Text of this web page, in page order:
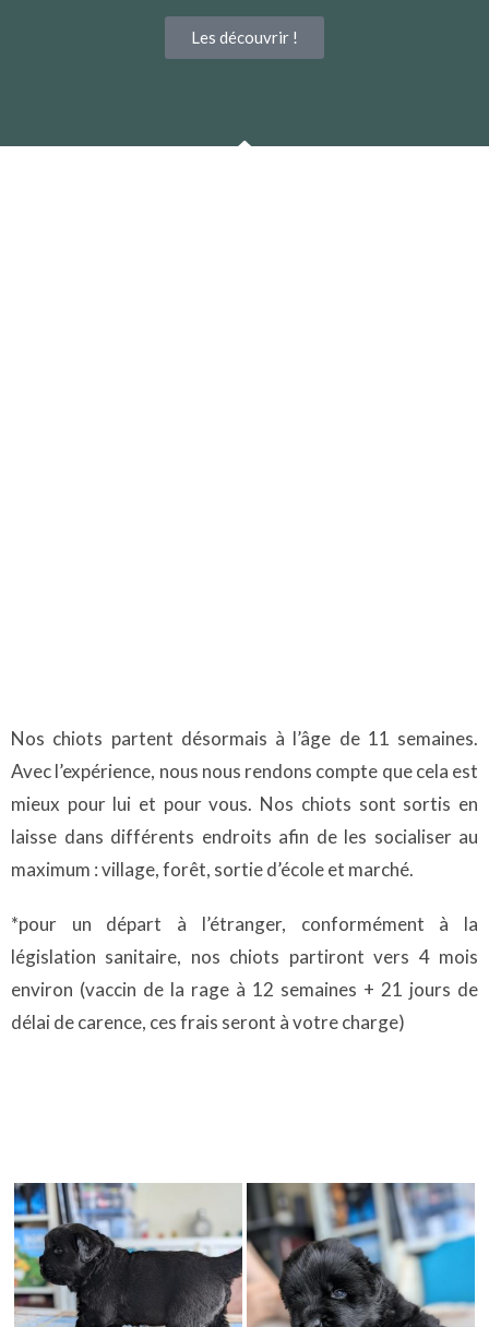
Les découvrir !
Nos chiots partent désormais à l’âge de 11 semaines.
Avec l’expérience, nous nous rendons compte que cela est
mieux pour lui et pour vous. Nos chiots sont sortis en
laisse dans différents endroits afin de les socialiser au
maximum : village, forêt, sortie d’école et marché.
*pour un départ à l’étranger, conformément à la
législation sanitaire, nos chiots partiront vers 4 mois
environ (vaccin de la rage à 12 semaines + 21 jours de
délai de carence, ces frais seront à votre charge)